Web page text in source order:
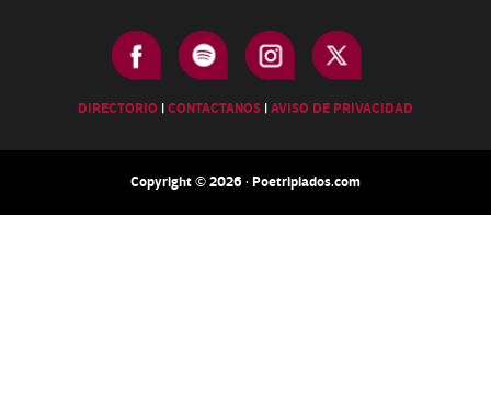
DIRECTORIO |CONTACTANOS |AVISO DE PRIVACIDAD
Copyright © 2026 · Poetripiados.com